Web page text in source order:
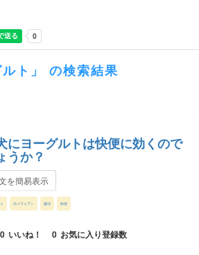
ト」 の検索結果
にヨーグルトは快便に効くので
うか？
を簡易表示
ポメラニアン 腸活 快便
0 いいね！ 0 お気に入り登録数